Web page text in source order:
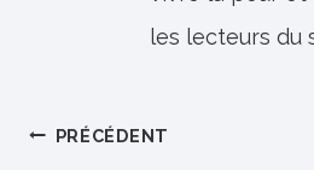
les lecteurs du
Navigation
PRÉCÉDENT